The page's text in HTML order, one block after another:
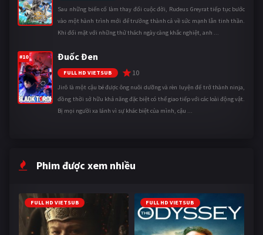
Sau những biến cố làm thay đổi cuộc đời, Rudeus Greyrat tiếp tục bước
vào một hành trình mới để trưởng thành cả về sức mạnh lẫn tinh thần.
Khi đối mặt với những thử thách ngày càng khắc nghiệt, anh ...
#10 Đuốc Đen
FULL HD VIETSUB 10
Jirô là một cậu bé được ông nuôi dưỡng và rèn luyện để trở thành ninja,
đồng thời sở hữu khả năng đặc biệt có thể giao tiếp với các loài động vật.
Bị mọi người xa lánh vì sự khác biệt của mình, cậu ...
Phim được xem nhiều
FULL HD VIETSUB FULL HD VIETSUB